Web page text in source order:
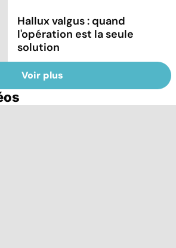
Hallux valgus : quand
l'opération est la seule
solution
Voir plus